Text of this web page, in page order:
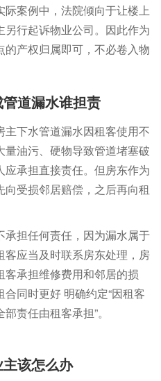
案例中，法院倾向于让楼上
行起诉物业公司。因此作为
产权归属即可，不必卷入物
道漏水谁担责
下水管道漏水因租客使用不
油污、硬物导致管道堵塞破
承担直接责任。但房东作为
受损邻居赔偿，之后再向租
承担任何责任，因为漏水属于
应当及时联系房东处理，房
承担维修费用和邻居的损
同时更好 明确约定“因租客
责任由租客承担”。
该怎么办